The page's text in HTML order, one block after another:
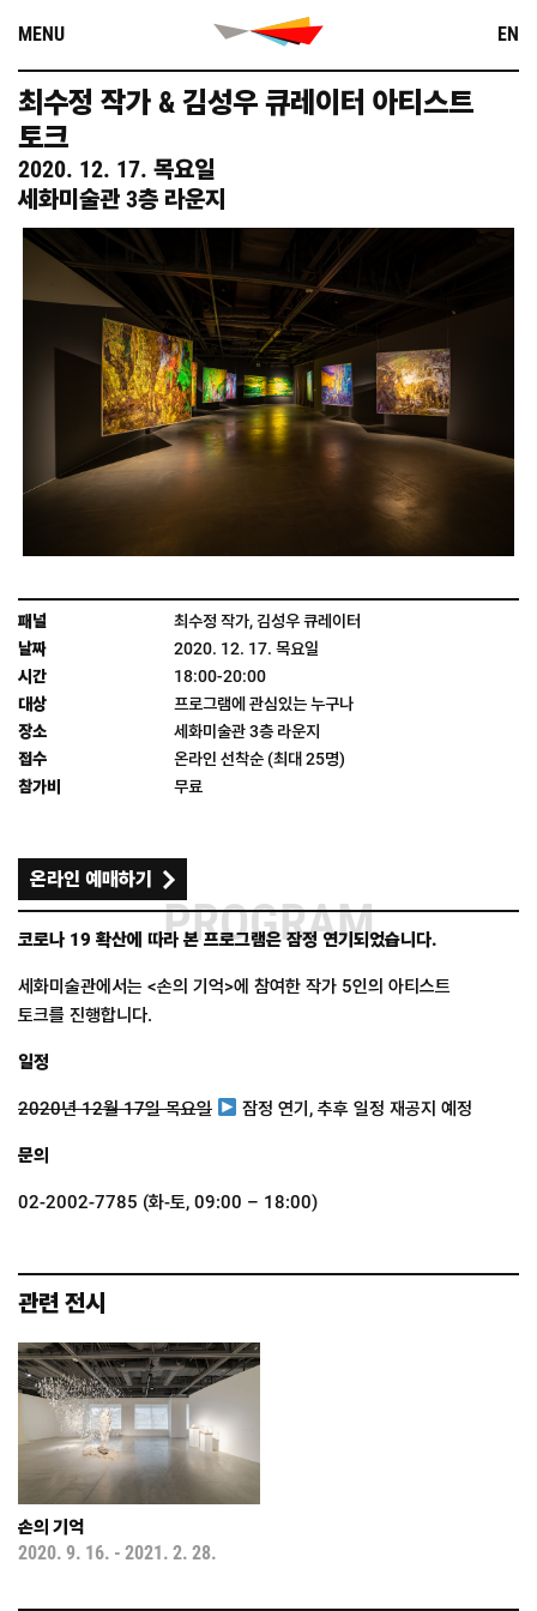
content
EN
MENU
PROGRAM
최수정 작가 & 김성우 큐레이터 아티스트
토크
2020. 12. 17. 목요일
세화미술관 3층 라운지
코로나 19 확산에 따라 본 프로그램은 잠정 연기되었습니다.
세화미술관에서는 <손의 기억>에 참여한 작가 5인의 아티스트
토크를 진행합니다.
일정
2020년 12월 17일 목요일 잠정 연기, 추후 일정 재공지 예정
문의
02-2002-7785 (화-토, 09:00 – 18:00)
최수정 작가, 김성우 큐레이터
2020. 12. 17. 목요일
18:00-20:00
프로그램에 관심있는 누구나
세화미술관 3층 라운지
온라인 선착순 (최대 25명)
무료
온라인 예매하기
관련 전시
손의 기억
2020. 9. 16. - 2021. 2. 28.